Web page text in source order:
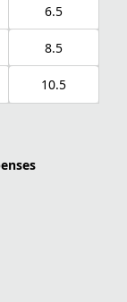
6.5
8.5
10.5